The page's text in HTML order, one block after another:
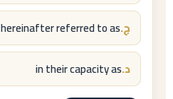
/ «لا يجوز».
ج.hereinafter referred to as
د.in their capacity as